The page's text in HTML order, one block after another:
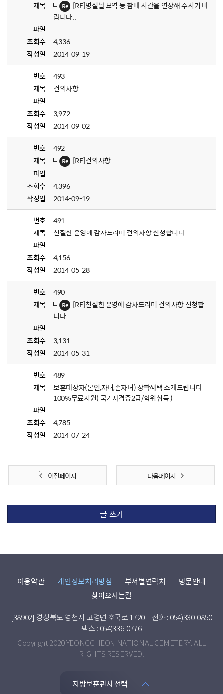
제목
랍니다..
파일
조회수
4,336
작성일
2014-09-19
번호
493
제목
건의사항
파일
조회수
3,972
작성일
2014-09-02
번호
492
제목
[RE]건의사항
파일
조회수
4,396
작성일
2014-09-19
번호
491
제목
친절한 운영에 감사드리며 건의사항 신청합니다
파일
조회수
4,156
작성일
2014-05-28
번호
490
제목
니다
파일
조회수
3,131
작성일
2014-05-31
번호
489
제목
보훈대상자(본인,자녀,손자녀) 장학혜택 소개드립니다.
100%무료지원( 국가자격증2급/학위취득 )
파일
조회수
4,785
작성일
2014-07-24
이전 페이지 다음 페이지
글 쓰기
이용약관 개인정보처리방침 부서별연락처
방문안내
찾아오시는길
[38902] 경상북도 영천시 고경면 호국로 1720
전화 : 054)330-0850
팩스 : 054)336-0776
Copyright 2020 YEONGCHEON NATIONAL CEMETERY. ALL
RIGHTS RESERVED.
지방보훈관서 선택